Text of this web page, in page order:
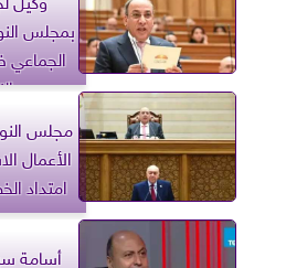
بمجلس
الجماعي
مجلس
الأعمال
امتداد